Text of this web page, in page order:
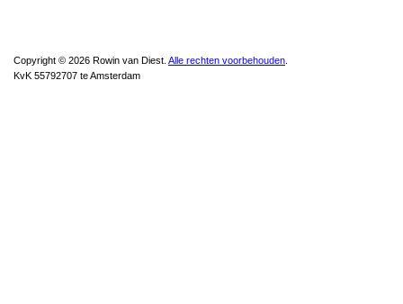
Copyright © 2026 Rowin van Diest. Alle rechten voorbehouden
KvK 55792707 te Amsterdam